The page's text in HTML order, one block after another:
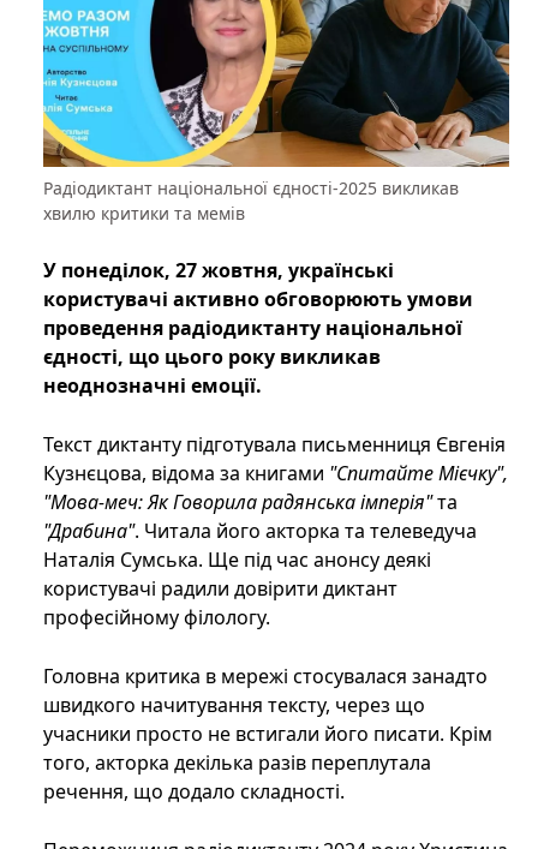
Радіодиктант національної єдності-2025 викликав
хвилю критики та мемів
У понеділок, 27 жовтня, українські
користувачі активно обговорюють умови
проведення радіодиктанту національної
єдності, що цього року викликав
неоднозначні емоції.
Текст диктанту підготувала письменниця Євгенія
Кузнєцова, відома за книгами "Спитайте Мієчку",
"Мова-меч: Як Говорила радянська імперія"та
"Драбина". Читала його акторка та телеведуча
Наталія Сумська. Ще під час анонсу деякі
користувачі радили довірити диктант
професійному філологу.
Головна критика в мережі стосувалася занадто
швидкого начитування тексту, через що
учасники просто не встигали його писати. Крім
того, акторка декілька разів переплутала
речення, що додало складності.